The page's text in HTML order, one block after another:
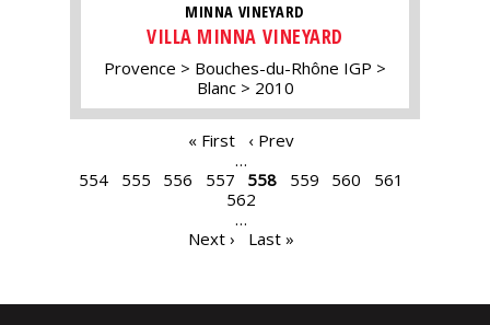
MINNA VINEYARD
VILLA MINNA VINEYARD
Provence
Bouches-du-Rhône IGP
Blanc
2010
« First
‹ Prev
…
554
555 556 557 558 559 560
561
562
…
Next ›
Last »